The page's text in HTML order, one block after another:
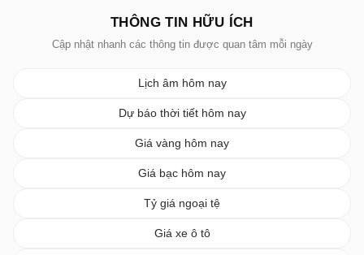
THÔNG TIN HỮU ÍCH
Cập nhật nhanh các thông tin được quan tâm mỗi ngày
Lịch âm hôm nay
Dự báo thời tiết hôm nay
Giá vàng hôm nay
Giá bạc hôm nay
Tỷ giá ngoại tệ
Giá xe ô tô